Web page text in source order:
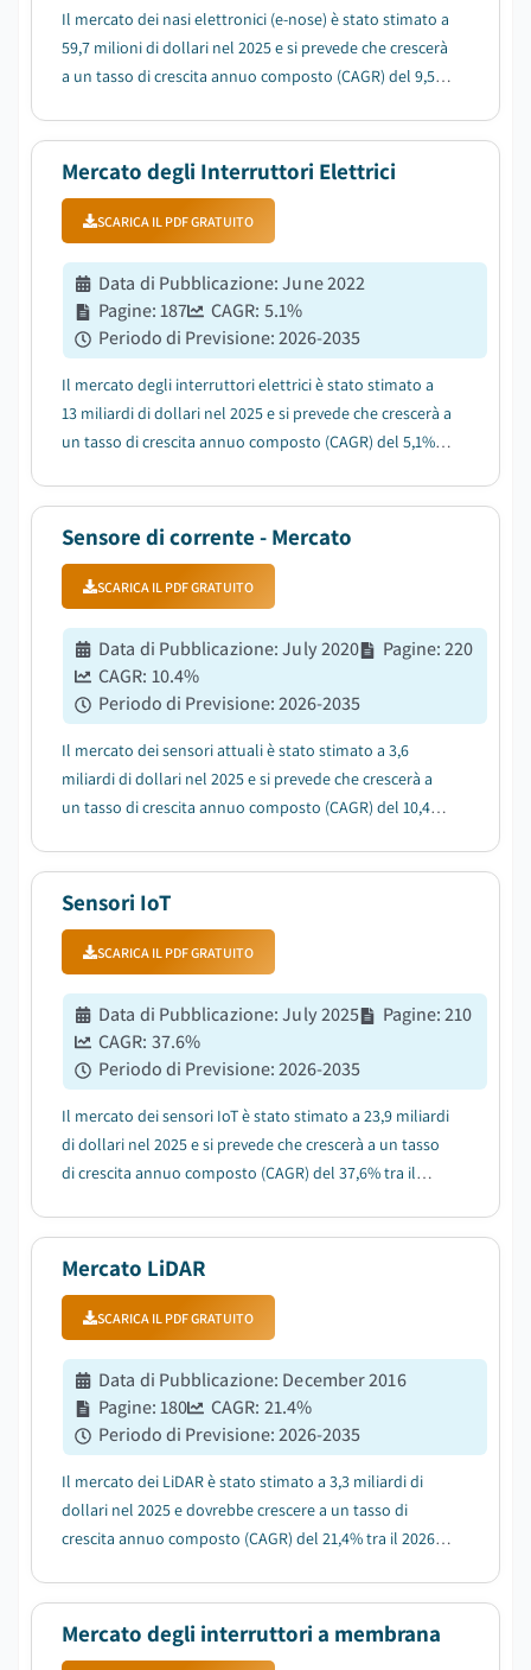
Il mercato dei nasi elettronici (e-nose) è stato stimato a
59,7 milioni di dollari nel 2025 e si prevede che crescerà
a un tasso di crescita annuo composto (CAGR) del 9,5%
Mercato degli Interruttori Elettrici
SCARICA IL PDF GRATUITO
Data di Pubblicazione:June 2022
Pagine:187 CAGR: 5.1%
Periodo di Previsione:2026-2035
Il mercato degli interruttori elettrici è stato stimato a
13 miliardi di dollari nel 2025 e si prevede che crescerà a
un tasso di crescita annuo composto (CAGR) del 5,1%
Sensore di corrente - Mercato
SCARICA IL PDF GRATUITO
Data di Pubblicazione:July 2020 Pagine:220
CAGR: 10.4%
Periodo di Previsione:2026-2035
Il mercato dei sensori attuali è stato stimato a 3,6
miliardi di dollari nel 2025 e si prevede che crescerà a
un tasso di crescita annuo composto (CAGR) del 10,4%
dell'energia....
Sensori IoT
SCARICA IL PDF GRATUITO
Data di Pubblicazione:July 2025 Pagine:210
CAGR: 37.6%
Periodo di Previsione:2026-2035
Il mercato dei sensori IoT è stato stimato a 23,9 miliardi
di dollari nel 2025 e si prevede che crescerà a un tasso
di crescita annuo composto (CAGR) del 37,6% tra il
Mercato LiDAR
SCARICA IL PDF GRATUITO
Data di Pubblicazione: December 2016
Pagine:180 CAGR: 21.4%
Periodo di Previsione:2026-2035
Il mercato dei LiDAR è stato stimato a 3,3 miliardi di
dollari nel 2025 e dovrebbe crescere a un tasso di
crescita annuo composto (CAGR) del 21,4% tra il 2026 e
Mercato degli interruttori a membrana